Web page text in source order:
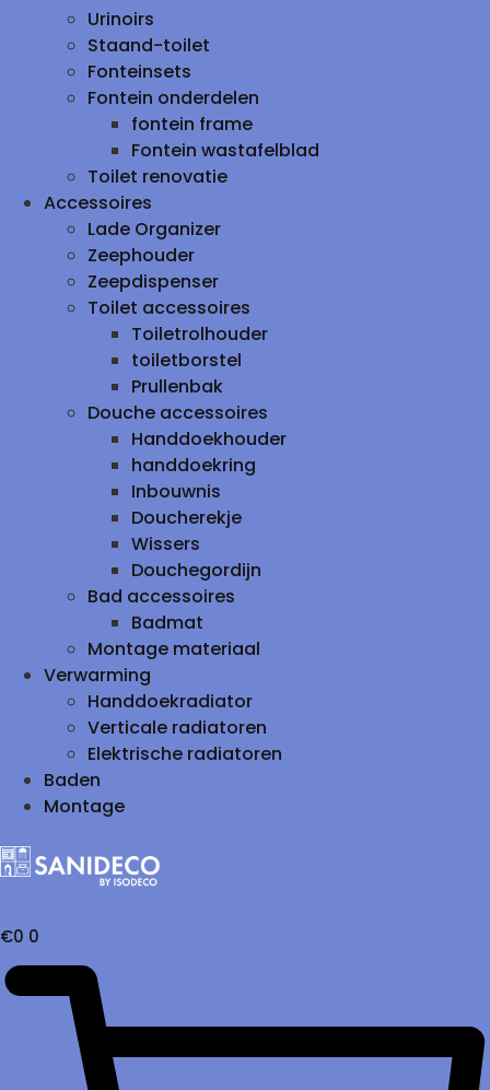
Urinoirs
Staand-toilet
Fonteinsets
Fontein onderdelen
fontein frame
Fontein wastafelblad
Toilet renovatie
Accessoires
Lade Organizer
Zeephouder
Zeepdispenser
Toilet accessoires
Toiletrolhouder
toiletborstel
Prullenbak
Douche accessoires
Handdoekhouder
handdoekring
Inbouwnis
Doucherekje
Wissers
Douchegordijn
Bad accessoires
Badmat
Montage materiaal
Verwarming
Handdoekradiator
Verticale radiatoren
Elektrische radiatoren
Baden
Montage
€0 0